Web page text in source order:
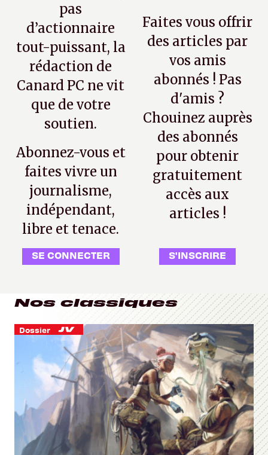
pas
d’actionnaire
tout-puissant, la
rédaction de
Canard PC ne vit
que de votre
soutien.
Abonnez-vous et
faites vivre un
journalisme,
indépendant,
libre et tenace.
SE CONNECTER
Faites vous offrir
des articles par
vos amis
abonnés ! Pas
d'amis ?
Chouinez auprès
des abonnés
pour obtenir
gratuitement
accès aux
articles !
S'INSCRIRE
Nos classiques
Dossier